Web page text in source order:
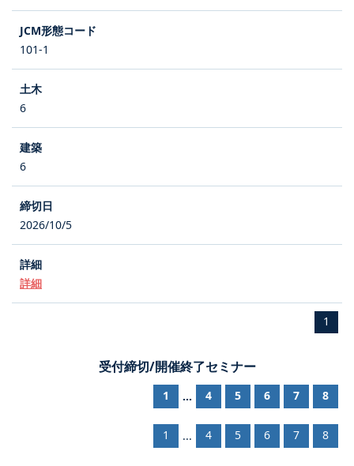
101-1
6
6
2026/10/5
詳細
1
受付締切/開催終了セミナー
1 ... 4 5 6 7 8
1 ... 4 5 6 7 8